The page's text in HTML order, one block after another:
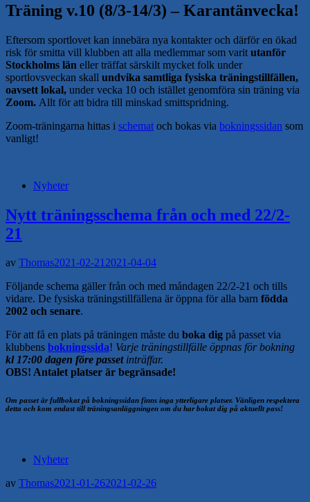
Träning v.10 (8/3-14/3) – Karantänvecka!
Eftersom sportlovet kan innebära nya kontakter och därför en ökad
risk för smitta vill klubben att alla medlemmar som varit utanför
Stockholms län eller träffat särskilt mycket folk under
sportlovsveckan skall undvika samtliga fysiska träningstillfällen,
oavsett lokal, under vecka 10 och istället genomföra sin träning via
Zoom. Allt för att bidra till minskad smittspridning.
Zoom-träningarna hittas i schemat och bokas via bokningssidan som
vanligt!
Nyheter
Nytt träningsschema från och med 22/2-
21
av Thomas2021-02-212021-04-04
Följande schema gäller från och med måndagen 22/2-21 och tills
vidare. De fysiska träningstillfällena är öppna för alla barn födda
2002 och senare.
För att få en plats på träningen måste du boka dig på passet via
klubbens bokningssida! Varje träningstillfälle öppnas för bokning
kl 17:00 dagen före passetinträffar.
OBS! Antalet platser är begränsade!
Om passet är fullbokat på bokningssidan finns inga ytterligare platser. Vänligen respektera
detta och kom endast till träningsanläggningen om du har bokat dig på aktuellt pass!
Nyheter
av Thomas2021-01-262021-02-26